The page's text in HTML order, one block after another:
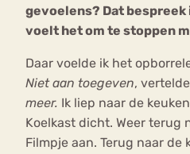
gevoelens? Dat bespreek
voelt het om te stoppen
Daar voelde ik het
Niet aan toegeven,
meer. Ik liep naar de
Koelkast dicht. Weer terug
Filmpje aan. Terug naar de